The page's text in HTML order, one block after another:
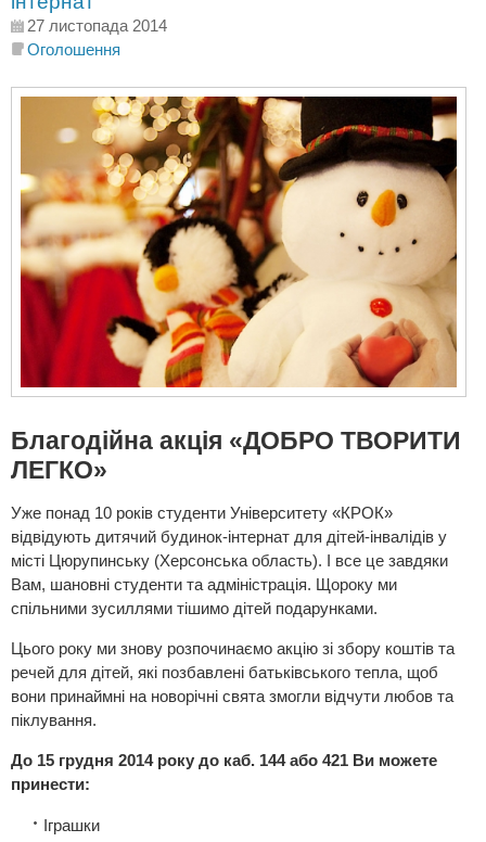
27 листопада 2014
Оголошення
Благодійна акція «ДОБРО ТВОРИТИ
ЛЕГКО»
Уже понад 10 років студенти Університету «КРОК»
відвідують дитячий будинок-інтернат для дітей-інвалідів у
місті Цюрупинську (Херсонська область). І все це завдяки
Вам, шановні студенти та адміністрація. Щороку ми
спільними зусиллями тішимо дітей подарунками.
Цього року ми знову розпочинаємо акцію зі збору коштів та
речей для дітей, які позбавлені батьківського тепла, щоб
вони принаймні на новорічні свята змогли відчути любов та
піклування.
До 15 грудня 2014 року до каб. 144 або 421 Ви можете
принести:
Іграшки